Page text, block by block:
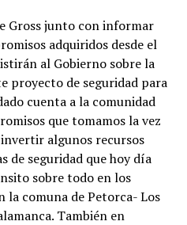
Gross junto con informar
adquiridos desde el
al Gobierno sobre la
proyecto de seguridad para
cuenta a la comunidad
que tomamos la vez
algunos recursos
de seguridad que hoy día
sobre todo en los
la comuna de Petorca- Los
También en